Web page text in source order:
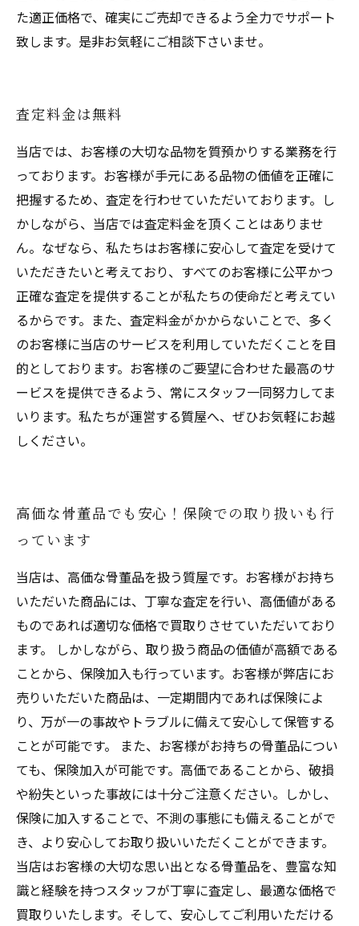
た適正価格で、確実にご売却できるよう全力でサポート
致します。是非お気軽にご相談下さいませ。
査定料金は無料
当店では、お客様の大切な品物を質預かりする業務を行
っております。お客様が手元にある品物の価値を正確に
把握するため、査定を行わせていただいております。し
かしながら、当店では査定料金を頂くことはありませ
ん。なぜなら、私たちはお客様に安心して査定を受けて
いただきたいと考えており、すべてのお客様に公平かつ
正確な査定を提供することが私たちの使命だと考えてい
るからです。また、査定料金がかからないことで、多く
のお客様に当店のサービスを利用していただくことを目
的としております。お客様のご要望に合わせた最高のサ
ービスを提供できるよう、常にスタッフ一同努力してま
いります。私たちが運営する質屋へ、ぜひお気軽にお越
しください。
高価な骨董品でも安心！保険での取り扱いも行
っています
当店は、高価な骨董品を扱う質屋です。お客様がお持ち
いただいた商品には、丁寧な査定を行い、高価値がある
ものであれば適切な価格で買取りさせていただいており
ます。 しかしながら、取り扱う商品の価値が高額である
ことから、保険加入も行っています。お客様が弊店にお
売りいただいた商品は、一定期間内であれば保険によ
り、万が一の事故やトラブルに備えて安心して保管する
ことが可能です。 また、お客様がお持ちの骨董品につい
ても、保険加入が可能です。高価であることから、破損
や紛失といった事故には十分ご注意ください。しかし、
保険に加入することで、不測の事態にも備えることがで
き、より安心してお取り扱いいただくことができます。
当店はお客様の大切な思い出となる骨董品を、豊富な知
識と経験を持つスタッフが丁寧に査定し、最適な価格で
買取りいたします。そして、安心してご利用いただける